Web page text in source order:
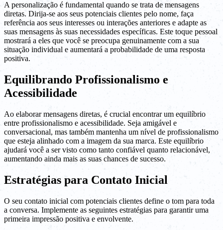
A personalização é fundamental quando se trata de mensagens
diretas. Dirija-se aos seus potenciais clientes pelo nome, faça
referência aos seus interesses ou interações anteriores e adapte as
suas mensagens às suas necessidades específicas. Este toque pessoal
mostrará a eles que você se preocupa genuinamente com a sua
situação individual e aumentará a probabilidade de uma resposta
positiva.
Equilibrando Profissionalismo e
Acessibilidade
Ao elaborar mensagens diretas, é crucial encontrar um equilíbrio
entre profissionalismo e acessibilidade. Seja amigável e
conversacional, mas também mantenha um nível de profissionalismo
que esteja alinhado com a imagem da sua marca. Este equilíbrio
ajudará você a ser visto como tanto confiável quanto relacionável,
aumentando ainda mais as suas chances de sucesso.
Estratégias para Contato Inicial
O seu contato inicial com potenciais clientes define o tom para toda
a conversa. Implemente as seguintes estratégias para garantir uma
primeira impressão positiva e envolvente.